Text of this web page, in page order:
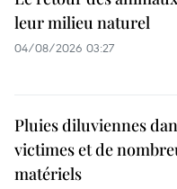
leur milieu naturel
04/08/2026 03:27
Pluies diluviennes
victimes et de
matériels